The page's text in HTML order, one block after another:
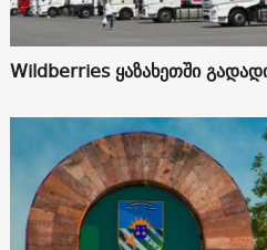
Wildberries ყაზახეთში